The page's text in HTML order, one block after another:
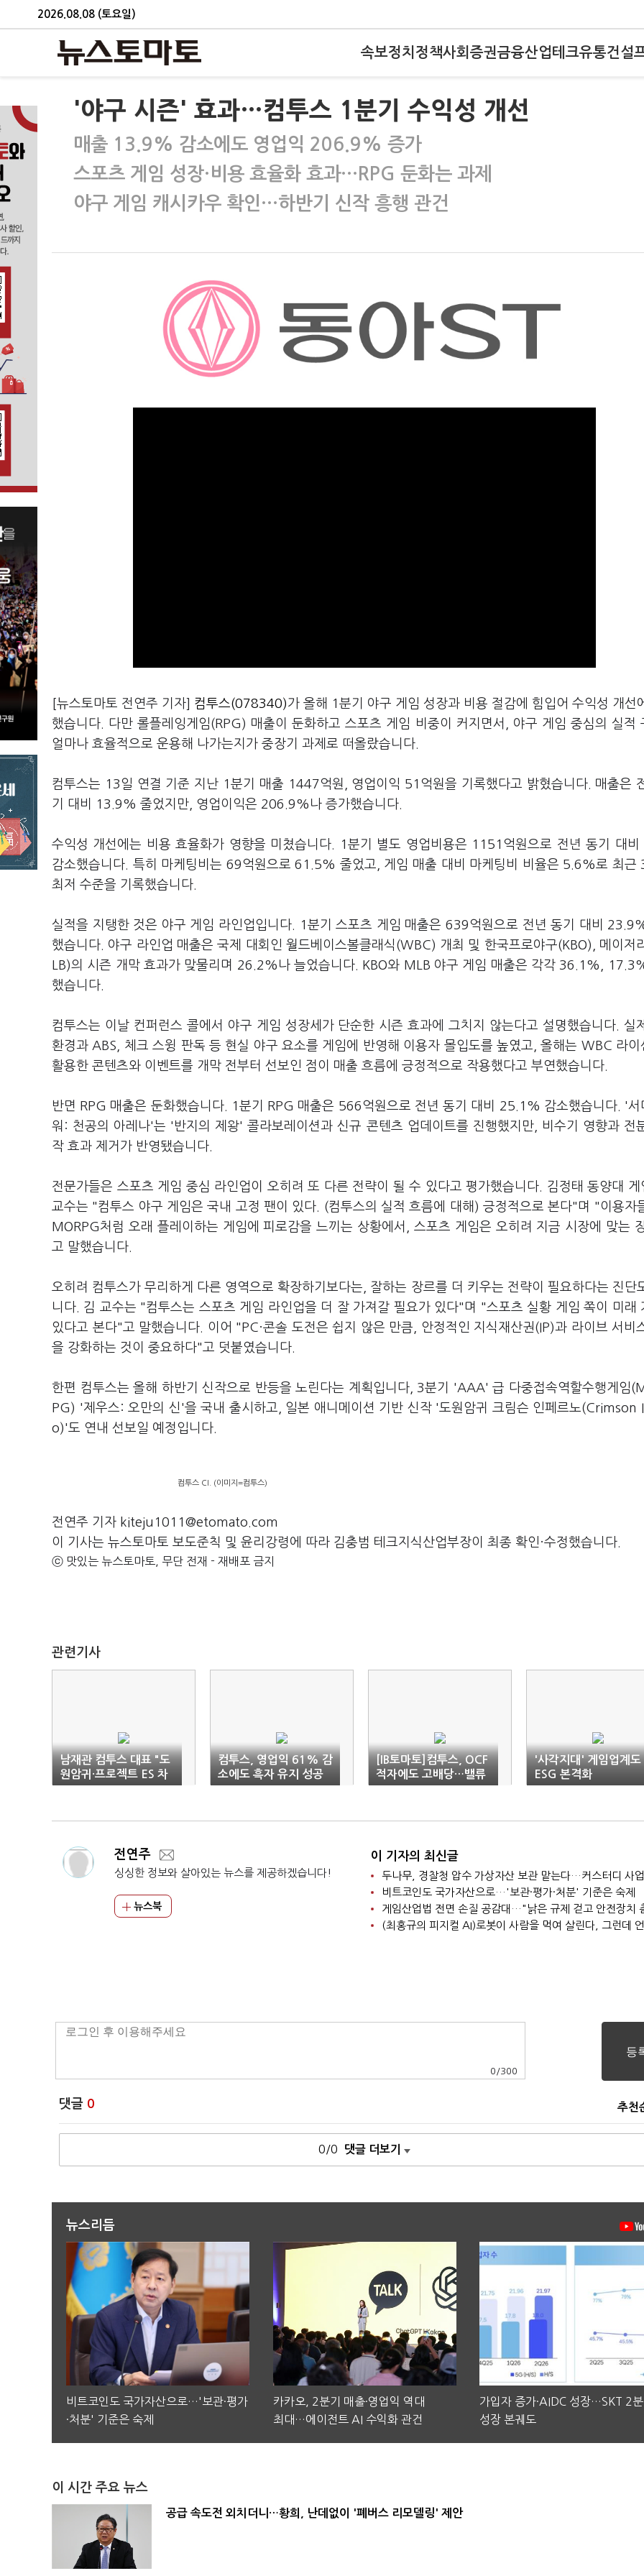
2026.08.08 (토요일)
속보정치 정책사회 증권금융산업테크유통건설
'야구 시즌' 효과…컴투스 1분기 수익성 개선
매출 13.9% 감소에도 영업익 206.9% 증가
스포츠 게임 성장·비용 효율화 효과…RPG 둔화는 과제
야구 게임 캐시카우 확인…하반기 신작 흥행 관건
[뉴스토마토 전연주 기자] 컴투스(078340)가 올해 1분기 야구 게임 성장과 비용 절감에 힘입어 수익성 개선
했습니다. 다만 롤플레잉게임(RPG) 매출이 둔화하고 스포츠 게임 비중이 커지면서, 야구 게임 중심의 실적
얼마나 효율적으로 운용해 나가는지가 중장기 과제로 떠올랐습니다.
컴투스는 13일 연결 기준 지난 1분기 매출 1447억원, 영업이익 51억원을 기록했다고 밝혔습니다. 매출은
기 대비 13.9% 줄었지만, 영업이익은 206.9%나 증가했습니다.
수익성 개선에는 비용 효율화가 영향을 미쳤습니다. 1분기 별도 영업비용은 1151억원으로 전년 동기 대
감소했습니다. 특히 마케팅비는 69억원으로 61.5% 줄었고, 게임 매출 대비 마케팅비 비율은 5.6%로 최근
최저 수준을 기록했습니다.
실적을 지탱한 것은 야구 게임 라인업입니다. 1분기 스포츠 게임 매출은 639억원으로 전년 동기 대비
했습니다. 야구 라인업 매출은 국제 대회인 월드베이스볼클래식(WBC) 개최 및 한국프로야구(KBO), 메이저
LB)의 시즌 개막 효과가 맞물리며 26.2%나 늘었습니다. KBO와 MLB 야구 게임 매출은 각각 36.1%,
했습니다.
컴투스는 이날 컨퍼런스 콜에서 야구 게임 성장세가 단순한 시즌 효과에 그치지 않는다고 설명했습니다. 실
환경과 ABS, 체크 스윙 판독 등 현실 야구 요소를 게임에 반영해 이용자 몰입도를 높였고, 올해는 WBC 라이
활용한 콘텐츠와 이벤트를 개막 전부터 선보인 점이 매출 흐름에 긍정적으로 작용했다고 부연했습니다.
반면 RPG 매출은 둔화했습니다. 1분기 RPG 매출은 566억원으로 전년 동기 대비 25.1% 감소했습니다. '서
워: 천공의 아레나'는 '반지의 제왕' 콜라보레이션과 신규 콘텐츠 업데이트를 진행했지만, 비수기 영향과 전
작 효과 제거가 반영됐습니다.
전문가들은 스포츠 게임 중심 라인업이 오히려 또 다른 전략이 될 수 있다고 평가했습니다. 김정태 동양대 게
교수는 "컴투스 야구 게임은 국내 고정 팬이 있다. (컴투스의 실적 흐름에 대해) 긍정적으로 본다"며 "이용자
MORPG처럼 오래 플레이하는 게임에 피로감을 느끼는 상황에서, 스포츠 게임은 오히려 지금 시장에 맞는
고 말했습니다.
오히려 컴투스가 무리하게 다른 영역으로 확장하기보다는, 잘하는 장르를 더 키우는 전략이 필요하다는 진단
니다. 김 교수는 "컴투스는 스포츠 게임 라인업을 더 잘 가져갈 필요가 있다"며 "스포츠 실황 게임 쪽이 미래
있다고 본다"고 말했습니다. 이어 "PC·콘솔 도전은 쉽지 않은 만큼, 안정적인 지식재산권(IP)과 라이브 서비
을 강화하는 것이 중요하다"고 덧붙였습니다.
한편 컴투스는 올해 하반기 신작으로 반등을 노린다는 계획입니다, 3분기 'AAA' 급 다중접속역할수행게임
PG) '제우스: 오만의 신'을 국내 출시하고, 일본 애니메이션 기반 신작 '도원암귀 크림슨 인페르노(Crimson
o)'도 연내 선보일 예정입니다.
컴투스 CI. (이미지=컴투스)
전연주 기자 kiteju1011@etomato.com
이 기사는 뉴스토마토 보도준칙 및 윤리강령에 따라 김충범 테크지식산업부장이 최종 확인·수정했습니다.
ⓒ 맛있는 뉴스토마토, 무단 전재 - 재배포 금지
관련기사
남재관 컴투스 대표 "도
원암귀·프로젝트 ES 차
질 없이 시행"
컴투스, 영업익 61% 감
소에도 흑자 유지 성공
[IB토마토]컴투스, OCF
적자에도 고배당…밸류
업 약속 지켰다
'사각지대' 게임업계도
ESG 본격화
전연주
싱싱한 정보와 살아있는 뉴스를 제공하겠습니다!
뉴스북
이 기자의 최신글
비트코인도 국가자산으로…'보관·평가·처분' 기준은 숙제
0 /300
댓글 0 추천
0/0 댓글 더보기
뉴스리듬
비트코인도 국가자산으로…'보관·평가
·처분' 기준은 숙제
카카오, 2분기 매출·영업익 역대
최대…에이전트 AI 수익화 관건
가입자 증가·AIDC 성장…SKT 2
성장 본궤도
이 시간 주요 뉴스
공급 속도전 외치더니…황희, 난데없이 '폐버스 리모델링' 제안